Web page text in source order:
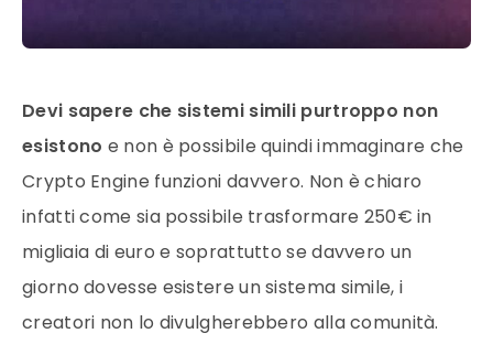
Devi sapere che sistemi simili purtroppo non
esistono e non è possibile quindi immaginare che
Crypto Engine funzioni davvero. Non è chiaro
infatti come sia possibile trasformare 250€ in
migliaia di euro e soprattutto se davvero un
giorno dovesse esistere un sistema simile, i
creatori non lo divulgherebbero alla comunità.